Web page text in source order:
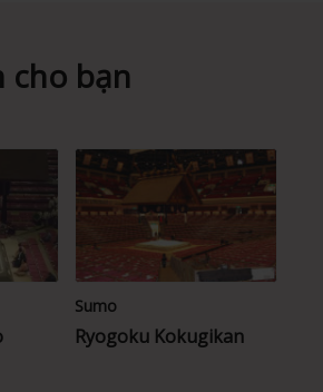
cho bạn
Sumo
Ryogoku Kokugikan